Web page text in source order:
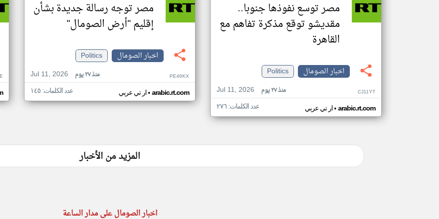
مصر توسع نفوذها جنوبا..
مقديشو توقع مذكرة تفاهم مع
القاهرة
اخبار الصومال
Politics
Jul 11, 2026
منذ ٢٧ يوم CJ11YT
ار تي عربي• arabic.rt.com عدد الكلمات: ٢٧٦
مصر توجه رسالة جديدة بشأن
إقليم "أرض الصومال"
اخبار الصومال
Politics
Jul 11, 2026
منذ ٢٧ يوم PE46KX
ار تي عربي• arabic.rt.com عدد الكلمات: ١٤٥
المزيد من الأخبار
اخبار الصومال على مدار الساعة